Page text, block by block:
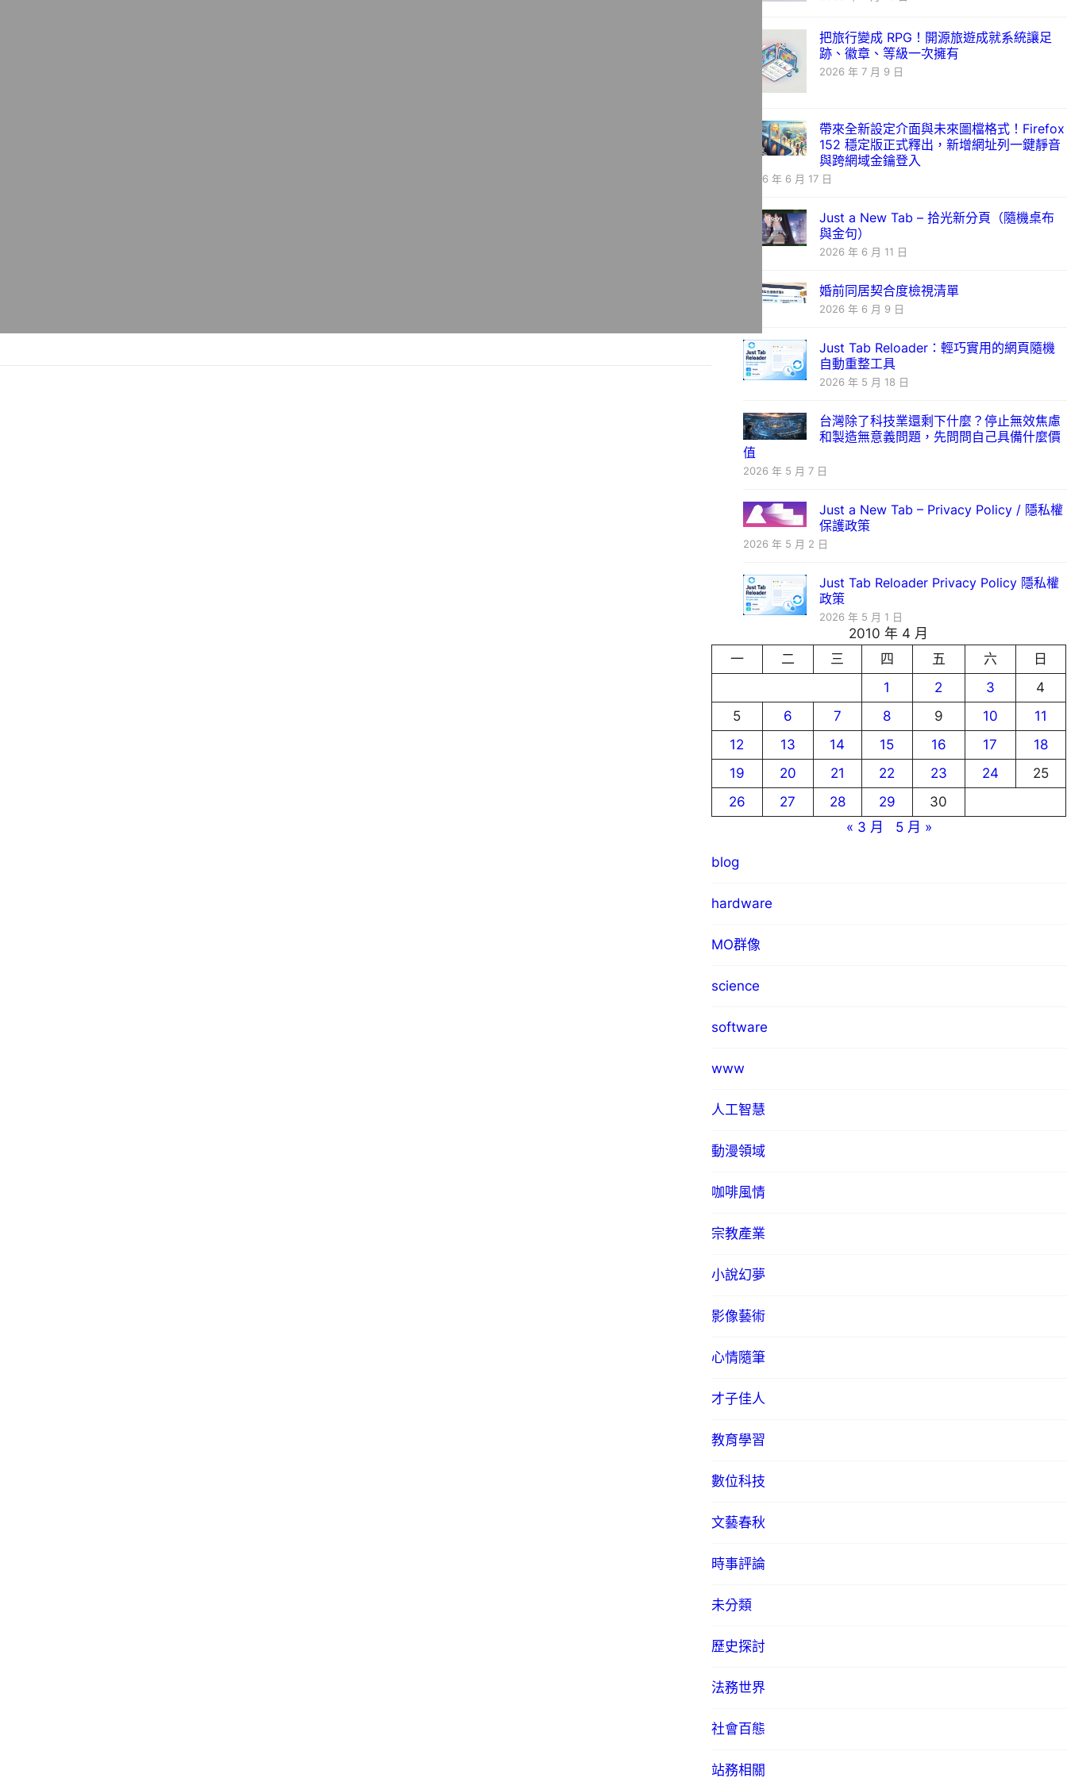
把旅行變成 RPG！開源旅遊成就系統讓足
跡、徽章、等級一次擁有
2026 年 7 月 9 日
帶來全新設定介面與未來圖檔格式！Firefox
152 穩定版正式釋出，新增網址列一鍵靜音
與跨網域金鑰登入
2026 年 6 月 17 日
Just a New Tab – 拾光新分頁（隨機桌布
與金句）
2026 年 6 月 11 日
婚前同居契合度檢視清單
2026 年 6 月 9 日
Just Tab Reloader：輕巧實用的網頁隨機
自動重整工具
2026 年 5 月 18 日
台灣除了科技業還剩下什麼？停止無效焦慮
和製造無意義問題，先問問自己具備什麼價
值
2026 年 5 月 7 日
Just a New Tab – Privacy Policy / 隱私權
保護政策
2026 年 5 月 2 日
Just Tab Reloader Privacy Policy 隱私權
政策
2026 年 5 月 1 日
2010 年 4 月
一
二 三 四 五 六
日
1
2 3
4
5
6 7 8 9 10
11
12
13 14 15 16 17
18
19
20 21 22 23 24
25
26
27 28 29
30
« 3 月
5 月 »
blog
hardware
MO群像
science
software
www
人工智慧
動漫領域
咖啡風情
宗教產業
小說幻夢
影像藝術
心情隨筆
才子佳人
教育學習
數位科技
文藝春秋
時事評論
未分類
歷史探討
法務世界
社會百態
站務相關